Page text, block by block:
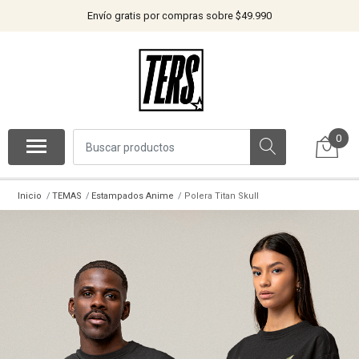
Envío gratis por compras sobre $49.990
0
Inicio TEMAS Estampados Anime Polera Titan Skull